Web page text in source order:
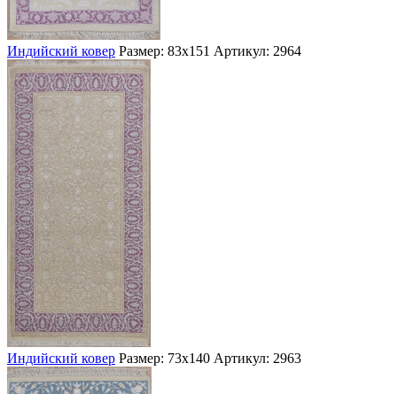
Индийский ковер Размер: 83х151 Артикул: 2964
Индийский ковер Размер: 73х140 Артикул: 2963